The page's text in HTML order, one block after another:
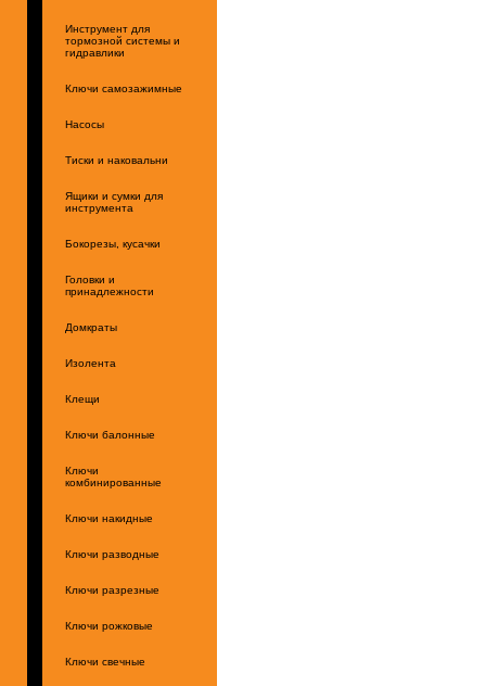
Инструмент для
тормозной системы и
гидравлики
Ключи самозажимные
Насосы
Тиски и наковальни
Ящики и сумки для
инструмента
Бокорезы, кусачки
Головки и
принадлежности
Домкраты
Изолента
Клещи
Ключи балонные
Ключи
комбинированные
Ключи накидные
Ключи разводные
Ключи разрезные
Ключи рожковые
Ключи свечные